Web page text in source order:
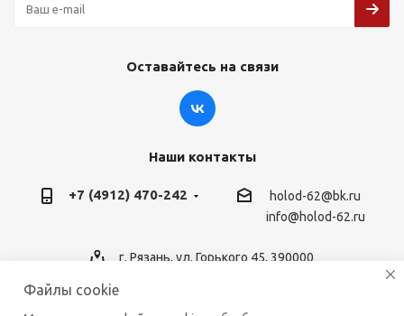
Оставайтесь на связи
Наши контакты
+7 (4912) 470-242
holod-62@bk.ru
info@holod-62.ru
г. Рязань, ул. Горького 45, 390000
Файлы cookie